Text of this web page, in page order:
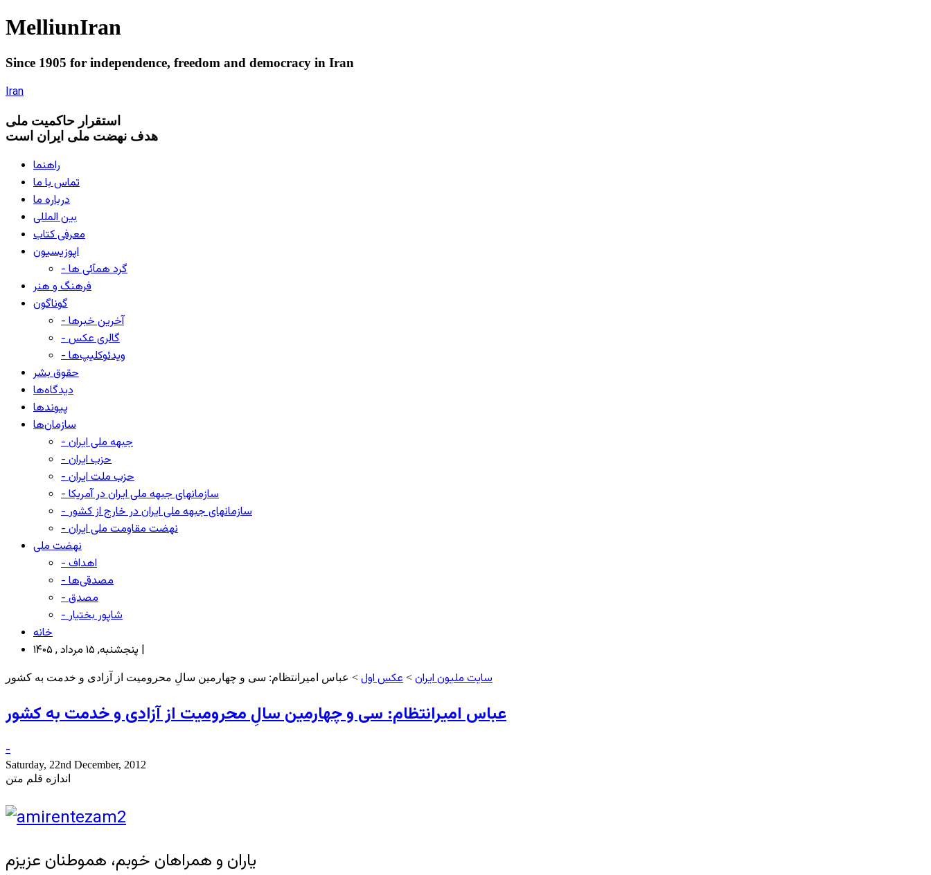
MelliunIran
Since 1905 for independence, freedom and democracy in Iran
Iran
استقرار حاکميت ملی
هدف نهضت ملی ایران است
راهنما
تماس با ما
درباره ما
بین المللی
معرفی کتاب
اپوزیسیون
- گرد همآئی ها
فرهنگ و هنر
گوناگون
- آخرین خبرها
- گالری عکس
- ویدئوکلیپ‌ها
حقوق بشر
دیدگاه‌ها
پیوندها
سازمان‌ها
- جبهه ملی ایران
- حزب ایران
- حزب ملت ایران
- سازمانهای جبهه ملی ایران در آمریکا
- سازمانهای جبهه ملی ایران در خارج از کشور
- نهضت مقاومت ملی ایران
نهضت ملی
- اهداف
- مصدقی‌ها
- مصدق
- شاپور بختیار
خانه
پنجشنبه, ۱۵ مرداد , ۱۴۰۵ |
سایت ملیون ایران > عکس اول > عباس امیرانتظام: سی و چهارمین سالِ محرومیت از آزادی و خدمت به کشور
عباس امیرانتظام: سی و چهارمین سالِ محرومیت از آزادی و خدمت به کشور
-
Saturday, 22nd December, 2012
اندازه قلم متن
یاران و همراهان خوبم، هموطنان عزیزم